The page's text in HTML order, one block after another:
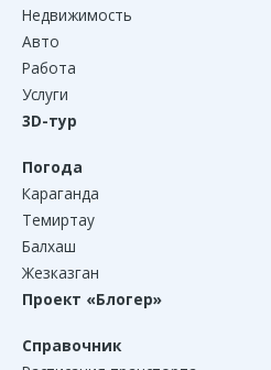
Недвижимость
Авто
Работа
Услуги
3D-тур
Погода
Караганда
Темиртау
Балхаш
Жезказган
Проект «Блогер»
Справочник